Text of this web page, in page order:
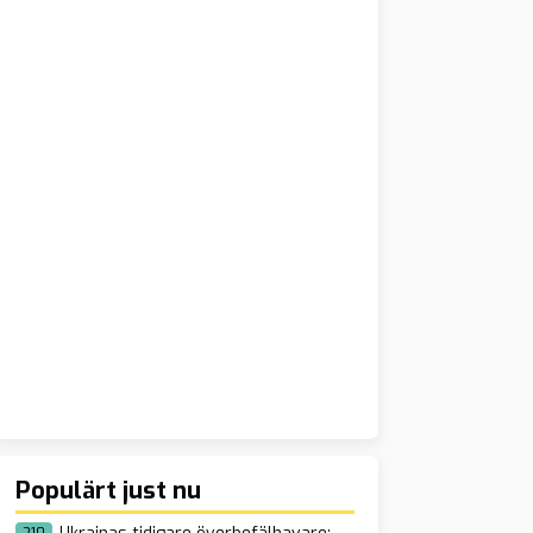
Populärt just nu